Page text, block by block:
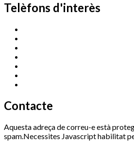
Telèfons d'interès
Contacte
Aquesta adreça de correu-e està
spam.Necessites Javascript habilitat